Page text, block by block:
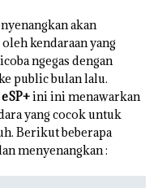
akan
kendaraan yang
ngegas dengan
public bulan lalu.
ini ini menawarkan
yang cocok untuk
Berikut beberapa
menyenangkan :